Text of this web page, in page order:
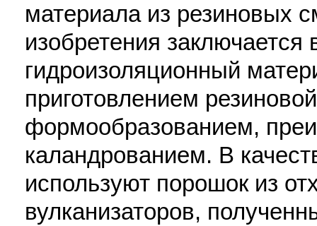
материала из резиновых
изобретения заключается
гидроизоляционный
приготовлением
формообразованием,
каландрованием. В
используют порошок из
вулканизаторов,